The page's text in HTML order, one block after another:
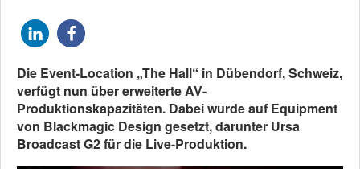
Die Event-Location „The Hall“ in Dübendorf, Schweiz,
verfügt nun über erweiterte AV-
Produktionskapazitäten. Dabei wurde auf Equipment
von Blackmagic Design gesetzt, darunter Ursa
Broadcast G2 für die Live-Produktion.